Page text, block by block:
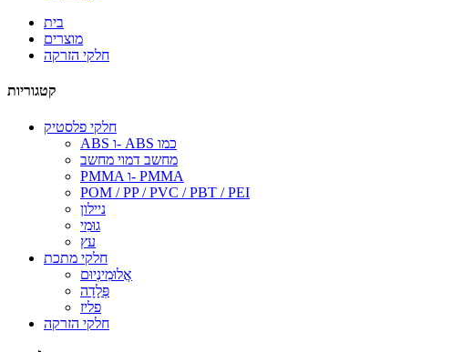
בית
מוצרים
חלקי הזרקה
קטגוריות
חלקי פלסטיק
ABS ו- ABS כמו
מחשב דמוי מחשב
PMMA ו- PMMA
POM / PP / PVC / PBT / PEI
ניילון
גוּמִי
עץ
חלקי מתכת
אֲלוּמִינְיוּם
פְּלָדָה
פליז
חלקי הזרקה